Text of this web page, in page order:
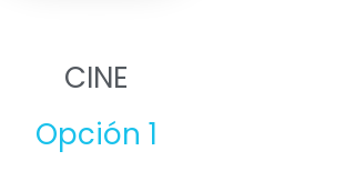
CINE
Opción 1